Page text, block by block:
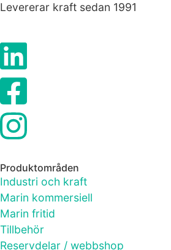
Levererar kraft sedan 1991
Produktområden
Industri och kraft
Marin kommersiell
Marin fritid
Tillbehör
Reservdelar / webbshop
funktionalitet
används.
Upplevelse
För att vår
hemsida ska
bra som
möjligt under
ditt besök.
Om du nekar
de här
kakorna
kommer viss